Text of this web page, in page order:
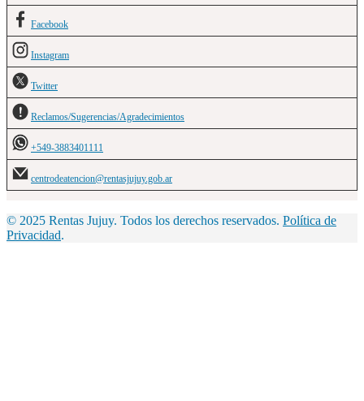
Facebook
Instagram
Twitter
Reclamos/Sugerencias/Agradecimientos
+549-3883401111
centrodeatencion@rentasjujuy.gob.ar
© 2025 Rentas Jujuy. Todos los derechos reservados. Política de
Privacidad.